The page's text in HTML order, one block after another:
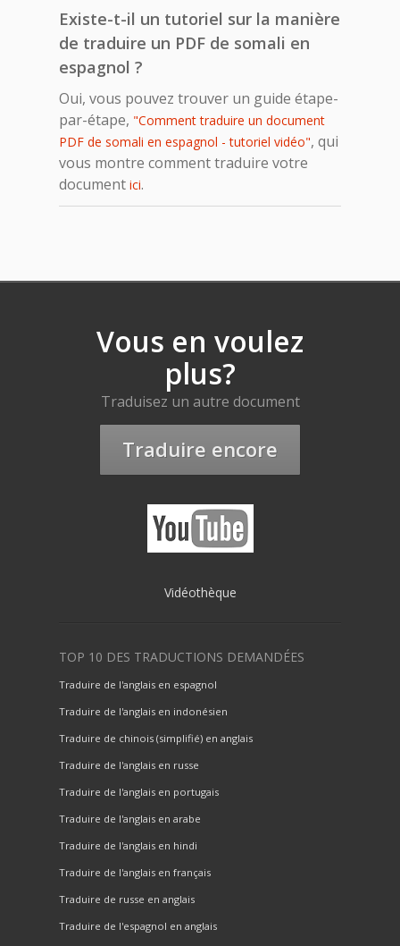
Existe-t-il un tutoriel sur la manière
de traduire un PDF de somali en
espagnol ?
Oui, vous pouvez trouver un guide étape-
par-étape, "Comment traduire un document
PDF de somali en espagnol - tutoriel vidéo", qui
vous montre comment traduire votre
document ici.
Vous en voulez
plus?
Traduisez un autre document
Traduire encore
Vidéothèque
TOP 10 DES TRADUCTIONS DEMANDÉES
Traduire de l'anglais en espagnol
Traduire de l'anglais en indonésien
Traduire de chinois (simplifié) en anglais
Traduire de l'anglais en russe
Traduire de l'anglais en portugais
Traduire de l'anglais en arabe
Traduire de l'anglais en hindi
Traduire de l'anglais en français
Traduire de russe en anglais
Traduire de l'espagnol en anglais